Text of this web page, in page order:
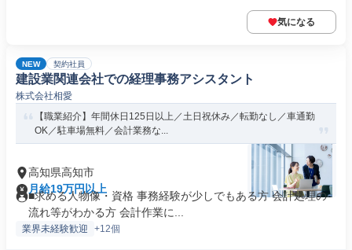
気になる
NEW 契約社員
建設業関連会社での経理事務アシスタント
株式会社相愛
【職業紹介】年間休日125日以上／土日祝休み／転勤なし／車通勤
OK／駐車場無料／会計業務な...
高知県高知市
月給19万円以上
■求める人物像・資格 事務経験が少しでもある方 会計処理の
流れ等がわかる方 会計作業に...
業界未経験歓迎 +12個